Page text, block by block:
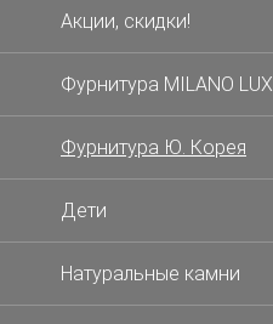
Акции, скидки!
Фурнитура MILANO LUX
Фурнитура Ю. Корея
Дети
Натуральные камни